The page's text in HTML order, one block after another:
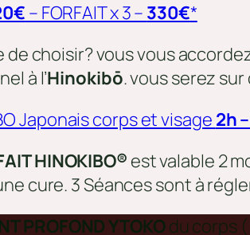
– FORFAIT x 3 – 330€*
de choisir? vous vous
à l’Hinokibō. vous serez
Japonais corps et visage 2h
HINOKIBO® est valable 2
cure. 3 Séances sont à
PROFOND YTOKOdu corps (